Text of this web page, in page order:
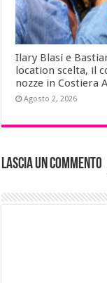
Ilary Blasi e
location scelta, il
nozze in Costiera
Agosto 2, 2026
Lascia un commento